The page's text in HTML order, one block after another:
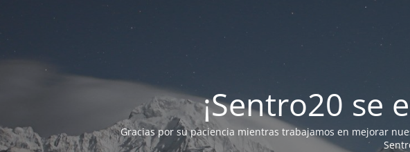
¡Sentro20 se
Gracias por su paciencia mientras trabajamos en mejorar